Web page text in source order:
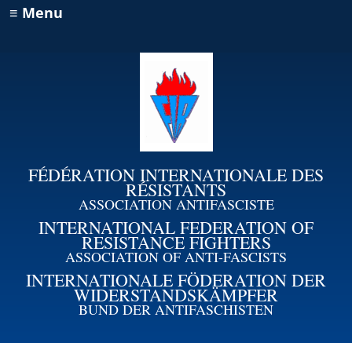
≡ Menu
FÉDÉRATION INTERNATIONALE DES
RÉSISTANTS
ASSOCIATION ANTIFASCISTE
INTERNATIONAL FEDERATION OF
RESISTANCE FIGHTERS
ASSOCIATION OF ANTI-FASCISTS
INTERNATIONALE FÖDERATION DER
WIDERSTANDSKÄMPFER
BUND DER ANTIFASCHISTEN